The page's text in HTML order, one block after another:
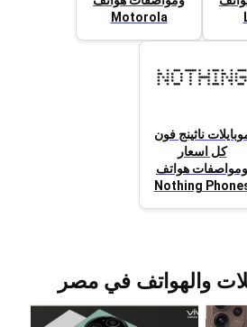
Motorola
ناثينج فون
كل اسعار
ومواصفات هواتف
Nothing
والهواتف في مصر